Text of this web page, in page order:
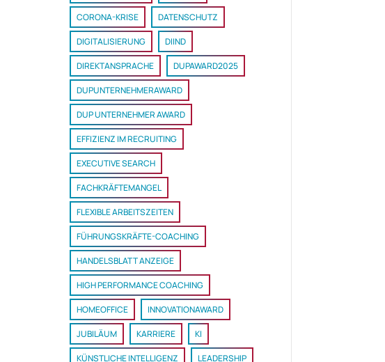
CORONA-KRISE DATENSCHUTZ
DIGITALISIERUNG DIIND
DIREKTANSPRACHE DUPAWARD2025
DUPUNTERNEHMERAWARD
DUP UNTERNEHMER AWARD
EFFIZIENZ IM RECRUITING
EXECUTIVE SEARCH
FACHKRÄFTEMANGEL
FLEXIBLE ARBEITSZEITEN
FÜHRUNGSKRÄFTE-COACHING
HANDELSBLATT ANZEIGE
HIGH PERFORMANCE COACHING
HOMEOFFICE INNOVATIONAWARD
JUBILÄUM KARRIERE KI
KÜNSTLICHE INTELLIGENZ LEADERSHIP